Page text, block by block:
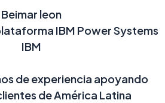
Beimar leon
IBM Power Systems
IBM
de experiencia apoyando
de América Latina